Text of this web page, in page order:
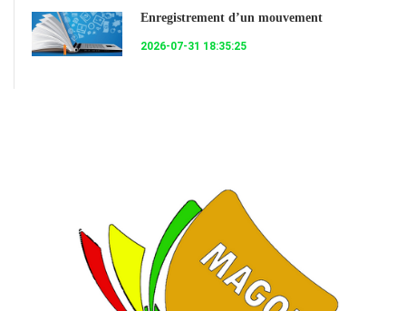
Enregistrement d’un mouvement
2026-07-31 18:35:25